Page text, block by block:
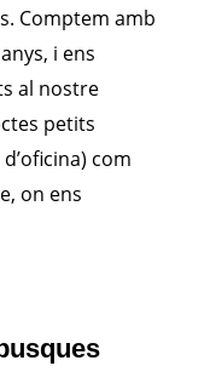
Comptem amb
i ens
al nostre
petits
com
on ens